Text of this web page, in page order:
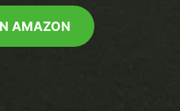
AMAZON